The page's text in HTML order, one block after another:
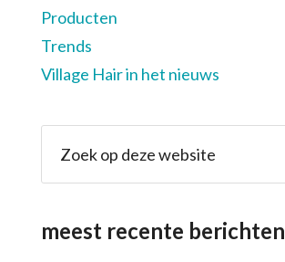
Producten
Trends
Village Hair in het nieuws
meest recente berichten